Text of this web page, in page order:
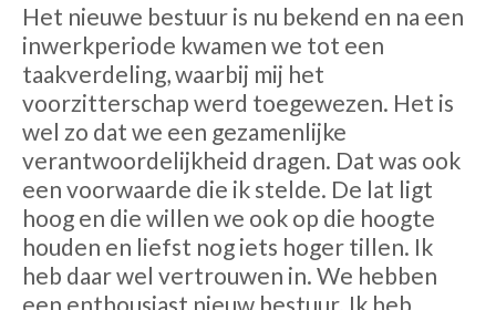
Het nieuwe bestuur is nu bekend en na een
inwerkperiode kwamen we tot een
taakverdeling, waarbij mij het
voorzitterschap werd toegewezen. Het is
wel zo dat we een gezamenlijke
verantwoordelijkheid dragen. Dat was ook
een voorwaarde die ik stelde. De lat ligt
hoog en die willen we ook op die hoogte
houden en liefst nog iets hoger tillen. Ik
heb daar wel vertrouwen in. We hebben
een enthousiast nieuw bestuur. Ik heb